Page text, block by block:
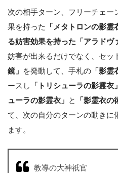
次の相手ターン、フリーチェー
果を持った
「メタトロンの影
る妨害効果を持った「アラドヴ
妨害が出来るだけでなく、セッ
鏡」 を発動して、手札の 「影
ースし
「トリシューラの影霊衣」
ューラの影霊衣」 と 「影霊衣の
て、次の自分のターンの動きに
ます。
教導の大神祇官